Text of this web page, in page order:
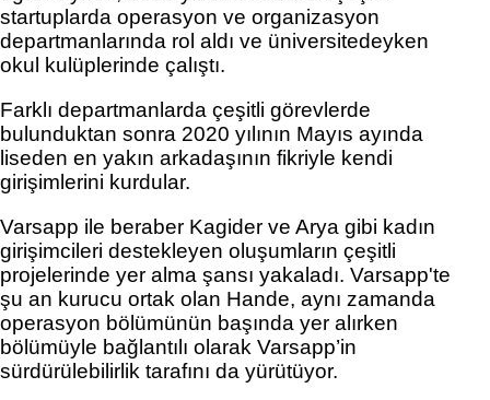
startuplarda operasyon ve organizasyon
departmanlarında rol aldı ve üniversitedeyken
okul kulüplerinde çalıştı.
Farklı departmanlarda çeşitli görevlerde
bulunduktan sonra 2020 yılının Mayıs ayında
liseden en yakın arkadaşının fikriyle kendi
girişimlerini kurdular.
Varsapp ile beraber Kagider ve Arya gibi kadın
girişimcileri destekleyen oluşumların çeşitli
projelerinde yer alma şansı yakaladı. Varsapp'te
şu an kurucu ortak olan Hande, aynı zamanda
operasyon bölümünün başında yer alırken
bölümüyle bağlantılı olarak Varsapp’in
sürdürülebilirlik tarafını da yürütüyor.